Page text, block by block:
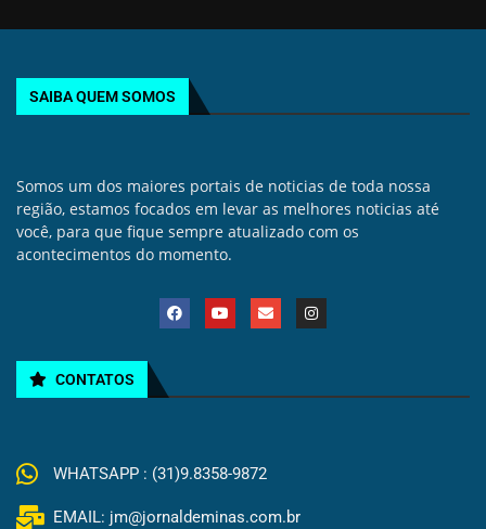
SAIBA QUEM SOMOS
Somos um dos maiores portais de noticias de toda nossa
região, estamos focados em levar as melhores noticias até
você, para que fique sempre atualizado com os
acontecimentos do momento.
CONTATOS
WHATSAPP : (31)9.8358-9872
EMAIL: jm@jornaldeminas.com.br